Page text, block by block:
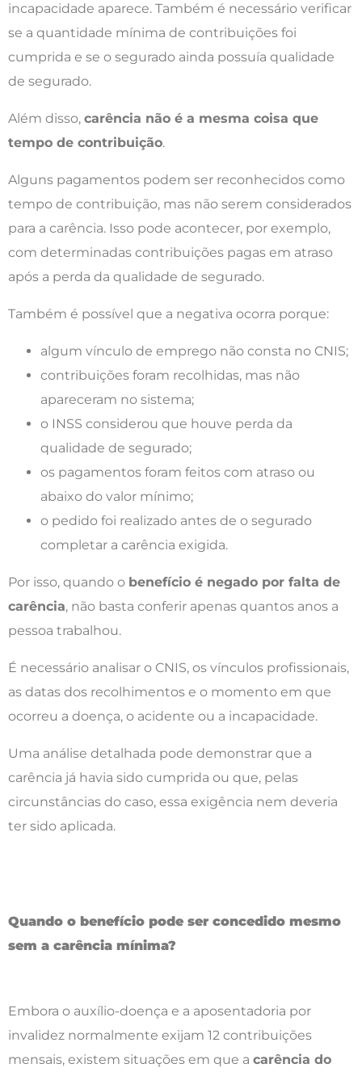
incapacidade aparece. Também é necessário verificar
se a quantidade mínima de contribuições foi
cumprida e se o segurado ainda possuía qualidade
de segurado.
Além disso, carência não é a mesma coisa que
tempo de contribuição.
Alguns pagamentos podem ser reconhecidos como
tempo de contribuição, mas não serem considerados
para a carência. Isso pode acontecer, por exemplo,
com determinadas contribuições pagas em atraso
após a perda da qualidade de segurado.
Também é possível que a negativa ocorra porque:
algum vínculo de emprego não consta no CNIS;
contribuições foram recolhidas, mas não
apareceram no sistema;
o INSS considerou que houve perda da
qualidade de segurado;
os pagamentos foram feitos com atraso ou
abaixo do valor mínimo;
o pedido foi realizado antes de o segurado
completar a carência exigida.
Por isso, quando o benefício é negado por falta de
carência, não basta conferir apenas quantos anos a
pessoa trabalhou.
É necessário analisar o CNIS, os vínculos profissionais,
as datas dos recolhimentos e o momento em que
ocorreu a doença, o acidente ou a incapacidade.
Uma análise detalhada pode demonstrar que a
carência já havia sido cumprida ou que, pelas
circunstâncias do caso, essa exigência nem deveria
ter sido aplicada.
Quando o benefício pode ser concedido mesmo
sem a carência mínima?
Embora o auxílio-doença e a aposentadoria por
invalidez normalmente exijam 12 contribuições
mensais, existem situações em que a carência do